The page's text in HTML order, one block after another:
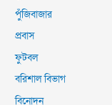
পুঁজিবাজার
প্রবাস
ফুটবল
বরিশাল বিভাগ
বিনোদন